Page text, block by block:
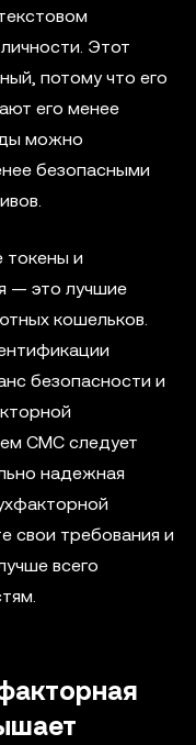
Этот
потому что его
его менее
можно
безопасными
токены и
— это лучшие
кошельков.
безопасности и
СМС следует
надежная
свои требования и
всего